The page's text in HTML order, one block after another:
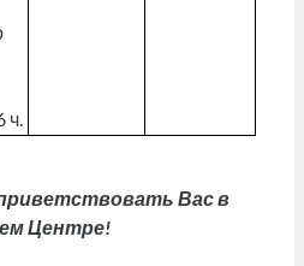
ч.
Вас в
Центре!